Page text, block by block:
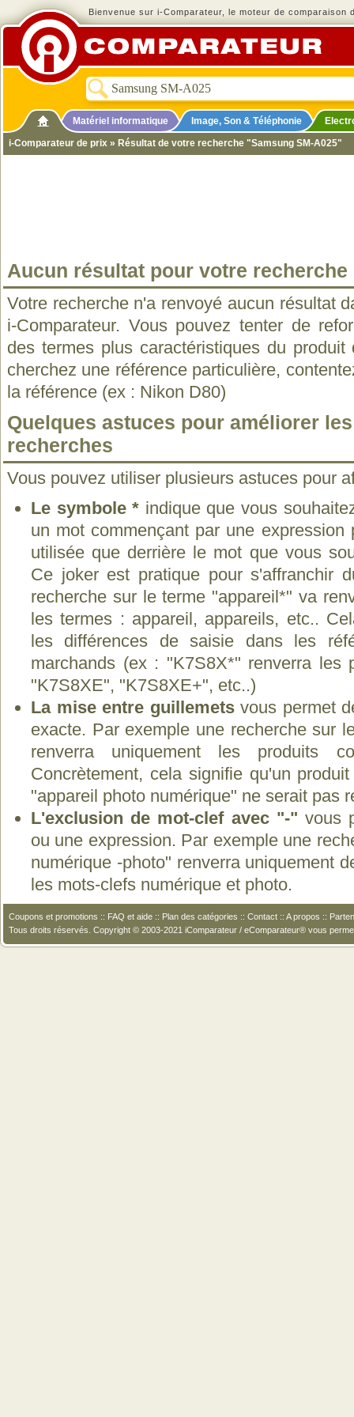
Bienvenue sur i-Comparateur, le moteur de comparaison
Matériel informatique Image, Son & Téléphonie
i-Comparateur de prix » Résultat de votre recherche "Samsung SM-A025"
Aucun résultat pour votre recherche
Votre recherche n'a renvoyé aucun résultat
i-Comparateur. Vous pouvez tenter de
des termes plus caractéristiques du
cherchez une référence particulière,
la référence (ex : Nikon D80)
Quelques astuces pour améliorer
recherches
Vous pouvez utiliser plusieurs astuces pour
Le symbole * indique que vous
un mot commençant par une
utilisée que derrière le mot que vous
Ce joker est pratique pour s'affranchir
recherche sur le terme "appareil*" va
les termes : appareil, appareils, etc..
les différences de saisie dans les
marchands (ex : "K7S8X*" renverra les
"K7S8XE", "K7S8XE+", etc..)
La mise entre guillemetsvous permet
exacte. Par exemple une recherche sur
renverra uniquement les produits
Concrètement, cela signifie qu'un
"appareil photo numérique" ne serait pas
L'exclusion de mot-clef avec "-" vous
ou une expression. Par exemple une
numérique -photo" renverra uniquement
les mots-clefs numérique et photo.
Coupons et promotions :: FAQ et aide :: Plan des catégories :: Contact :: A propos ::
Tous droits réservés. Copyright © 2003-2021 iComparateur / eComparateur® vous